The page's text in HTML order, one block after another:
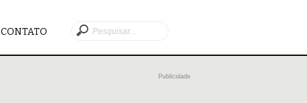
CONTATO
Publicidade